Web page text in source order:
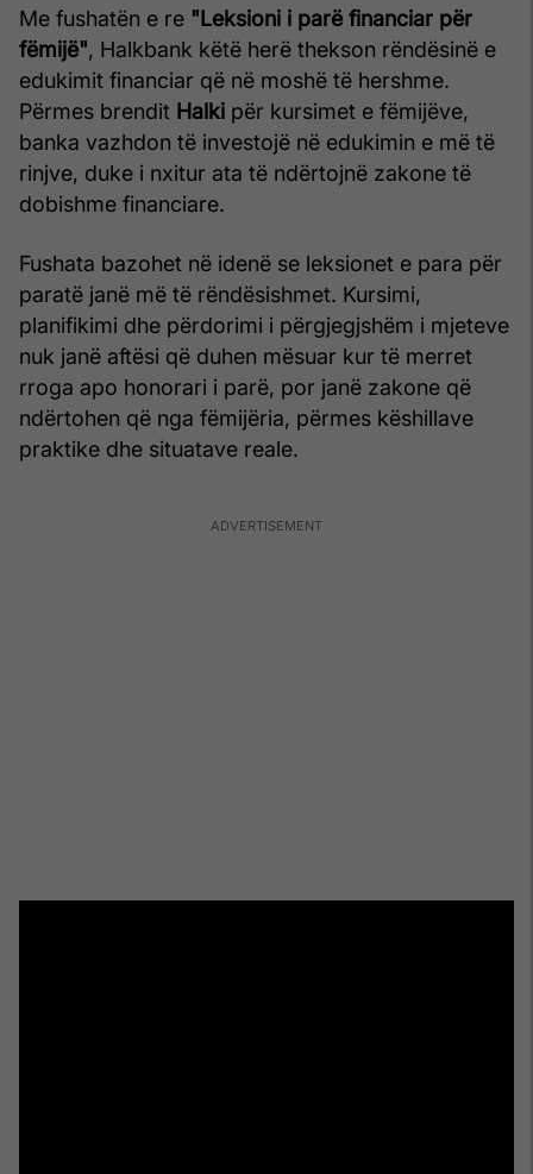
Me fushatën e re "Leksioni i parë financiar për
fëmijë", Halkbank këtë herë thekson rëndësinë e
edukimit financiar që në moshë të hershme.
Përmes brendit Halki për kursimet e fëmijëve,
banka vazhdon të investojë në edukimin e më të
rinjve, duke i nxitur ata të ndërtojnë zakone të
dobishme financiare.
Fushata bazohet në idenë se leksionet e para për
paratë janë më të rëndësishmet. Kursimi,
planifikimi dhe përdorimi i përgjegjshëm i mjeteve
nuk janë aftësi që duhen mësuar kur të merret
rroga apo honorari i parë, por janë zakone që
ndërtohen që nga fëmijëria, përmes këshillave
praktike dhe situatave reale.